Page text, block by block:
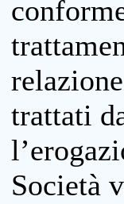
trattati
Società